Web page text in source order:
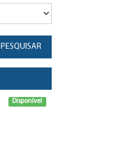
PESQUISAR
Disponível